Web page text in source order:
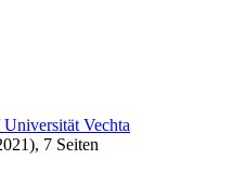
Vechta
7 Seiten